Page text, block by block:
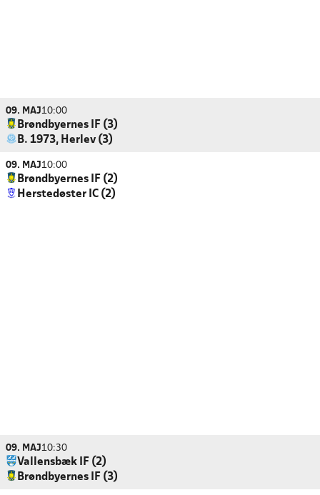
09. MAJ10:00
Brøndbyernes IF (3)
B. 1973, Herlev (3)
09. MAJ10:00
Brøndbyernes IF (2)
Herstedøster IC (2)
09. MAJ10:30
Vallensbæk IF (2)
Brøndbyernes IF (3)